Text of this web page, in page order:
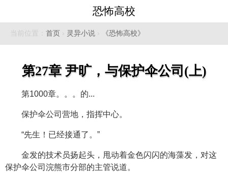
恐怖高校
当前位置： 首页 › 灵异小说 › 《恐怖高校》
第27章 尹旷，与保护伞公司(上)
第1000章。。。的...
保护伞公司营地，指挥中心。
“先生！已经接通了。”
金发的技术员扬起头，甩动着金色闪闪的海藻发，对这
保护伞公司浣熊市分部的主管说道。